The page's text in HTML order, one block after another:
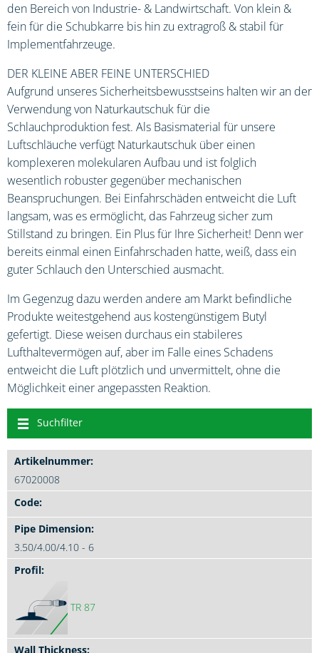
den Bereich von Industrie- & Landwirtschaft. Von klein &
fein für die Schubkarre bis hin zu extragroß & stabil für
Implementfahrzeuge.
DER KLEINE ABER FEINE UNTERSCHIED
Aufgrund unseres Sicherheitsbewusstseins halten wir an der
Verwendung von Naturkautschuk für die
Schlauchproduktion fest. Als Basismaterial für unsere
Luftschläuche verfügt Naturkautschuk über einen
komplexeren molekularen Aufbau und ist folglich
wesentlich robuster gegenüber mechanischen
Beanspruchungen. Bei Einfahrschäden entweicht die Luft
langsam, was es ermöglicht, das Fahrzeug sicher zum
Stillstand zu bringen. Ein Plus für Ihre Sicherheit! Denn wer
bereits einmal einen Einfahrschaden hatte, weiß, dass ein
guter Schlauch den Unterschied ausmacht.
Im Gegenzug dazu werden andere am Markt befindliche
Produkte weitestgehend aus kostengünstigem Butyl
gefertigt. Diese weisen durchaus ein stabileres
Lufthaltevermögen auf, aber im Falle eines Schadens
entweicht die Luft plötzlich und unvermittelt, ohne die
Möglichkeit einer angepassten Reaktion.
Suchfilter
67020008
3.50/4.00/4.10 - 6
TR 87